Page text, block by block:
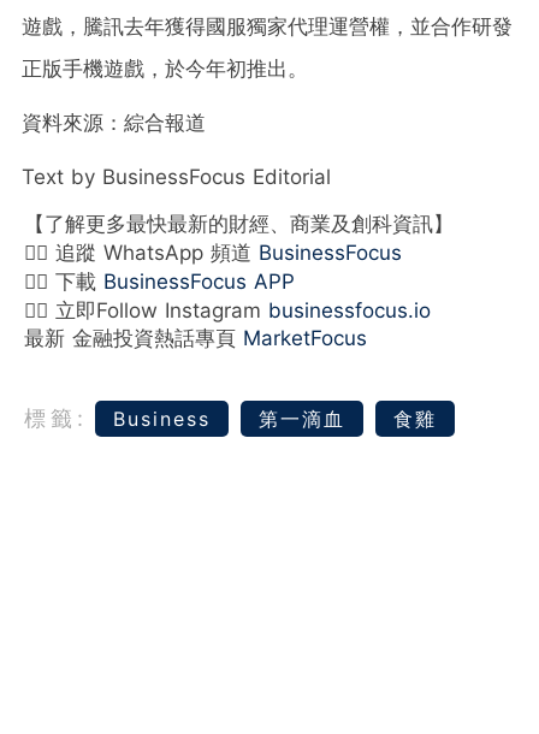
遊戲，騰訊去年獲得國服獨家代理運營權，並合作研發
正版手機遊戲，於今年初推出。
資料來源：綜合報道
Text by BusinessFocus Editorial
【了解更多最快最新的財經、商業及創科資訊】
👉🏻 追蹤 WhatsApp 頻道 BusinessFocus
👉🏻 下載 BusinessFocus APP
👉🏻 立即Follow Instagram businessfocus.io
最新 金融投資熱話專頁 MarketFocus
標籤: Business 第一滴血 食雞